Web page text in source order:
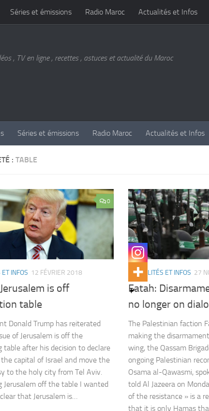
Séries et émissions Radio Maroc Actualités et Infos
, TV en ligne , recettes , astuces et actualité du Maroc
Séries et émissions Radio Maroc Actualités et Infos
: TABLE
0
ET INFOS 12 FÉVRIER 2018
is off
table
Donald Trump has reiterated
of Jerusalem is off the
table after his decision to declare
capital of Israel and move the
to the holy city from Tel Aviv.
Jerusalem off the table I wanted
that Jerusalem is…
ACTUALITÉS ET INFOS 27
Fatah:
no longer on
The Palestinian faction
making the
wing, the Qassam
ongoing Palestinian
Osama al-Qawasmi,
told Al Jazeera on
of the resistance » is a
that it is only Hamas